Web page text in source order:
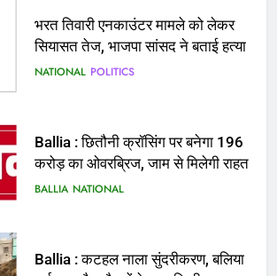
भरत तिवारी एनकाउंटर मामले को लेकर
सियासत तेज, भाजपा सांसद ने बताई हत्या
NATIONAL POLITICS
Ballia : छितौनी क्रॉसिंग पर बनेगा 196
करोड़ का ओवरब्रिज, जाम से मिलेगी राहत
BALLIA NATIONAL
Ballia : कटहल नाला सुंदरीकरण, बलिया